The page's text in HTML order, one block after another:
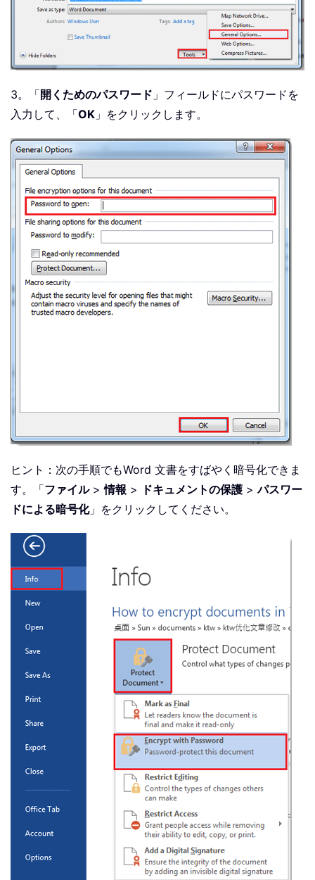
3。「開くためのパスワード 」フィールドにパスワードを
入力して、「OK 」をクリックします。
ヒント：次の手順でもWord 文書をすばやく暗号化できま
す。「ファイル>情報 > ドキュメントの保護 >パスワー
ドによる暗号化」をクリックしてください。